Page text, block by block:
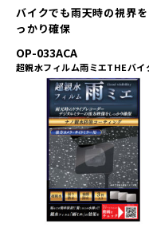
バイクでも雨天時の視界を
っかり確保
OP-033ACA
超親水フィルム雨ミエTHEバイ